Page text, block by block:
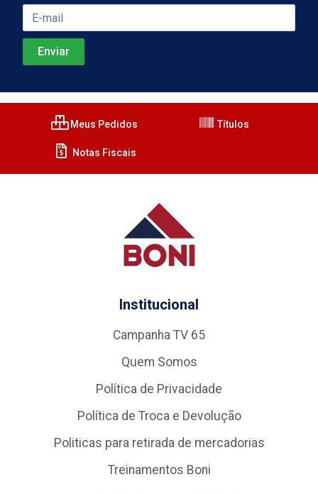
Meus Pedidos Títulos
Notas Fiscais
Institucional
Campanha TV 65
Quem Somos
Política de Privacidade
Política de Troca e Devolução
Politicas para retirada de mercadorias
Treinamentos Boni